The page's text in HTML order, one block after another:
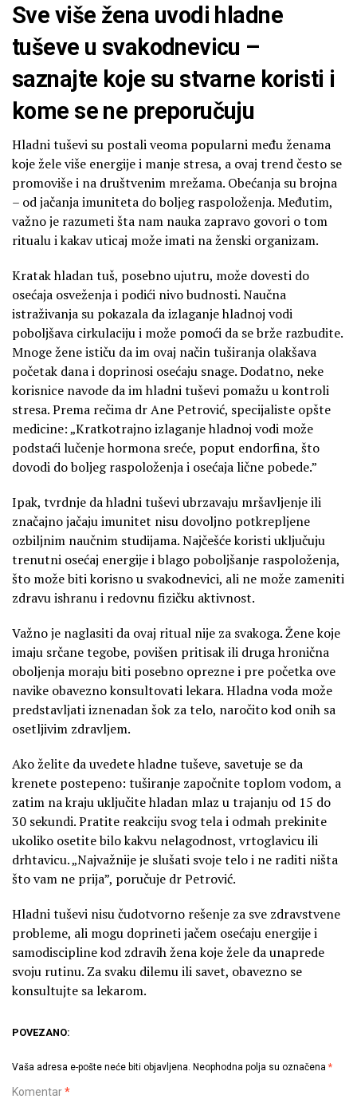
Sve više žena uvodi hladne
tuševe u svakodnevicu –
saznajte koje su stvarne koristi i
kome se ne preporučuju
Hladni tuševi su postali veoma popularni među ženama
koje žele više energije i manje stresa, a ovaj trend često se
promoviše i na društvenim mrežama. Obećanja su brojna
– od jačanja imuniteta do boljeg raspoloženja. Međutim,
važno je razumeti šta nam nauka zapravo govori o tom
ritualu i kakav uticaj može imati na ženski organizam.
Kratak hladan tuš, posebno ujutru, može dovesti do
osećaja osveženja i podići nivo budnosti. Naučna
istraživanja su pokazala da izlaganje hladnoj vodi
poboljšava cirkulaciju i može pomoći da se brže razbudite.
Mnoge žene ističu da im ovaj način tuširanja olakšava
početak dana i doprinosi osećaju snage. Dodatno, neke
korisnice navode da im hladni tuševi pomažu u kontroli
stresa. Prema rečima dr Ane Petrović, specijaliste opšte
medicine: „Kratkotrajno izlaganje hladnoj vodi može
podstaći lučenje hormona sreće, poput endorfina, što
dovodi do boljeg raspoloženja i osećaja lične pobede.”
Ipak, tvrdnje da hladni tuševi ubrzavaju mršavljenje ili
značajno jačaju imunitet nisu dovoljno potkrepljene
ozbiljnim naučnim studijama. Najčešće koristi uključuju
trenutni osećaj energije i blago poboljšanje raspoloženja,
što može biti korisno u svakodnevici, ali ne može zameniti
zdravu ishranu i redovnu fizičku aktivnost.
Važno je naglasiti da ovaj ritual nije za svakoga. Žene koje
imaju srčane tegobe, povišen pritisak ili druga hronična
oboljenja moraju biti posebno oprezne i pre početka ove
navike obavezno konsultovati lekara. Hladna voda može
predstavljati iznenadan šok za telo, naročito kod onih sa
osetljivim zdravljem.
Ako želite da uvedete hladne tuševe, savetuje se da
krenete postepeno: tuširanje započnite toplom vodom, a
zatim na kraju uključite hladan mlaz u trajanju od 15 do
30 sekundi. Pratite reakciju svog tela i odmah prekinite
ukoliko osetite bilo kakvu nelagodnost, vrtoglavicu ili
drhtavicu. „Najvažnije je slušati svoje telo i ne raditi ništa
što vam ne prija”, poručuje dr Petrović.
Hladni tuševi nisu čudotvorno rešenje za sve zdravstvene
probleme, ali mogu doprineti jačem osećaju energije i
samodiscipline kod zdravih žena koje žele da unaprede
svoju rutinu. Za svaku dilemu ili savet, obavezno se
konsultujte sa lekarom.
POVEZANO:
Vaša adresa e-pošte neće biti objavljena. Neophodna polja su označena *
Komentar*